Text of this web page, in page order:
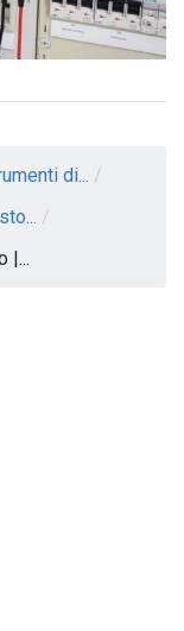
di... /
/
|...